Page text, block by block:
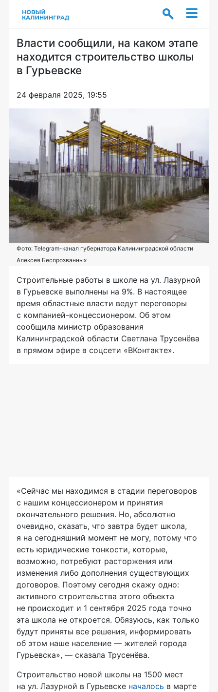
Власти сообщили, на каком этапе
находится строительство школы
в Гурьевске
24 февраля 2025, 19:55
Фото: Telegram-канал губернатора Калининградской области
Алексея Беспрозванных
Строительные работы в школе на ул. Лазурной
в Гурьевске выполнены на 9%. В настоящее
время областные власти ведут переговоры
с компанией-концессионером. Об этом
сообщила министр образования
Калининградской области Светлана Трусенёва
в прямом эфире в соцсети «ВКонтакте».
«Сейчас мы находимся в стадии переговоров
с нашим концессионером и принятия
окончательного решения. Но, абсолютно
очевидно, сказать, что завтра будет школа,
я на сегодняшний момент не могу, потому что
есть юридические тонкости, которые,
возможно, потребуют расторжения или
изменения либо дополнения существующих
договоров. Поэтому сегодня скажу одно:
активного строительства этого объекта
не происходит и 1 сентября 2025 года точно
эта школа не откроется. Обязуюсь, как только
будут приняты все решения, информировать
об этом наше население — жителей города
Гурьевска», — сказала Трусенёва.
Строительство новой школы на 1500 мест
на ул. Лазурной в Гурьевске началось в марте